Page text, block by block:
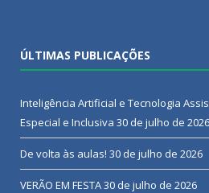
ÚLTIMAS PUBLICAÇÕES
Inteligência Artificial e Tecnologia
Especial e Inclusiva 30 de julho de 2026
De volta às aulas! 30 de julho de 2026
VERÃO EM FESTA30 de julho de 2026